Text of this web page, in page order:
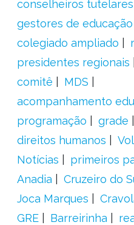
conselheiros tutelares
gestores de educação
colegiado ampliado
presidentes regionais
comitê
MDS
acompanhamento
programação
grade
direitos humanos
Notícias
primeiros
Anadia
Cruzeiro do
Joca Marques
GRE
Barreirinha